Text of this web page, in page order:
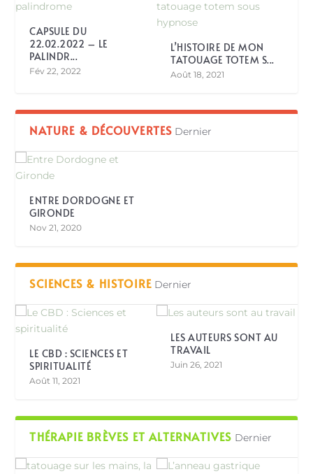
CAPSULE DU
22.02.2022 – LE
PALINDR...
Fév 22, 2022
L’HISTOIRE DE MON
TATOUAGE TOTEM S...
Août 18, 2021
NATURE & DÉCOUVERTES Dernier
ENTRE DORDOGNE ET
GIRONDE
Nov 21, 2020
SCIENCES & HISTOIRE Dernier
LE CBD : SCIENCES ET
SPIRITUALITÉ
Août 11, 2021
LES AUTEURS SONT AU
TRAVAIL
Juin 26, 2021
THÉRAPIE BRÈVES ET ALTERNATIVES Dernier